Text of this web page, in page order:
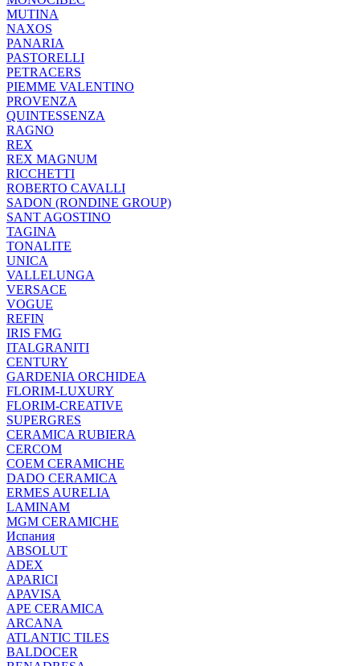
MUTINA
NAXOS
PANARIA
PASTORELLI
PETRACERS
PIEMME VALENTINO
PROVENZA
QUINTESSENZA
RAGNO
REX
REX MAGNUM
RICCHETTI
ROBERTO CAVALLI
SADON (RONDINE GROUP)
SANT AGOSTINO
TAGINA
TONALITE
UNICA
VALLELUNGA
VERSACE
VOGUE
REFIN
IRIS FMG
ITALGRANITI
CENTURY
GARDENIA ORCHIDEA
FLORIM-LUXURY
FLORIM-CREATIVE
SUPERGRES
CERAMICA RUBIERA
CERCOM
COEM CERAMICHE
DADO CERAMICA
ERMES AURELIA
LAMINAM
MGM CERAMICHE
Испания
ABSOLUT
ADEX
APARICI
APAVISA
APE CERAMICA
ARCANA
ATLANTIC TILES
BALDOCER